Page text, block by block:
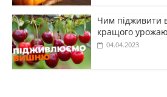
Чим підживити
кращого
04.04.2023